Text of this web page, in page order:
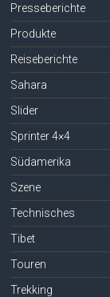
Presseberichte
Produkte
Reiseberichte
Sahara
Slider
Sprinter 4×4
Südamerika
Szene
Technisches
Tibet
Touren
Trekking